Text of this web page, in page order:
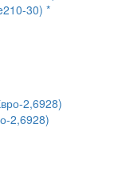
30) *
2,6928)